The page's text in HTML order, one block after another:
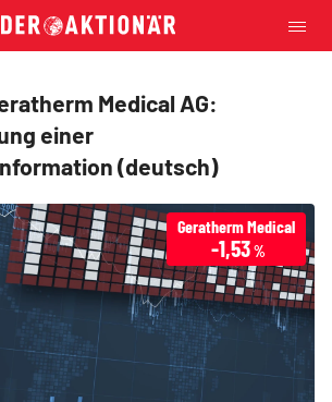
Medical AG:
einer
(deutsch)
Geratherm Medical
-1,53%